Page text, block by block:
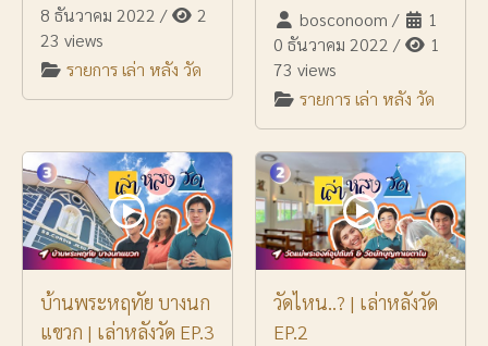
8 ธันวาคม 2022 /
2
23 views
รายการ เล่า หลัง วัด
bosconoom /
1
0 ธันวาคม 2022 /
1
73 views
รายการ เล่า หลัง วัด
บ้านพระหฤทัย บางนก
แขวก | เล่าหลังวัด EP.3
วัดไหน..? | เล่าหลังวัด
EP.2